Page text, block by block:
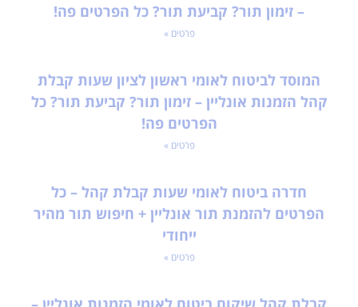
– זימון תור? קביעת תור? כל הפרטים פה!
פרטים »
המוסד לביטוח לאומי ראשון לציון שעות קבלת
קהל הזמנות אונליין – זימון תור? קביעת תור? כל
הפרטים פה!
פרטים »
חדרה ביטוח לאומי שעות קבלת קהל – כל
הפרטים להזמנת תור אונליין + חיפוש תור מהיר
ייחודי
פרטים »